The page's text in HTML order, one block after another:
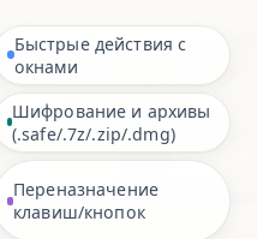
Быстрые действия с
окнами
Шифрование и архивы
(.safe/.7z/.zip/.dmg)
Переназначение
клавиш/кнопок